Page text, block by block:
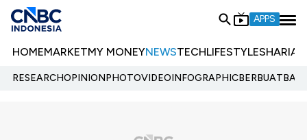
APPS
HOMEMARKETMY MONEYNEWSTECHLIFESTYLESHARIA
RESEARCHOPINIONPHOTOVIDEOINFOGRAPHIC